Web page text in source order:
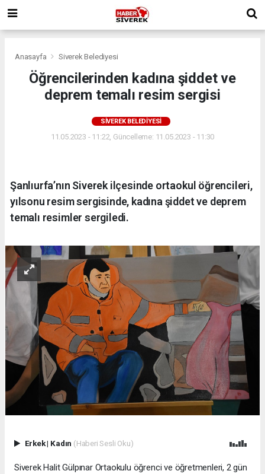
Anasayfa Siverek Belediyesi
Öğrencilerinden kadına şiddet ve
deprem temalı resim sergisi
SIVEREK BELEDIYESI
11.05.2023 - 11:22, Güncelleme: 11.05.2023 - 11:30
Şanlıurfa’nın Siverek ilçesinde ortaokul öğrencileri,
yılsonu resim sergisinde, kadına şiddet ve deprem
temalı resimler sergiledi.
Erkek| Kadın (Haberi Sesli Oku)
Siverek Halit Gülpınar Ortaokulu öğrenci ve öğretmenleri, 2 gün